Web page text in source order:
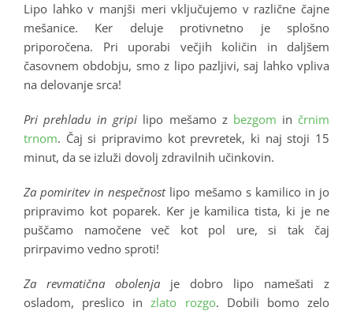
Lipo lahko v manjši meri vključujemo v različne čajne
mešanice. Ker deluje protivnetno je splošno
priporočena. Pri uporabi večjih količin in daljšem
časovnem obdobju, smo z lipo pazljivi, saj lahko vpliva
na delovanje srca!
Pri prehladu in gripi lipo mešamo z bezgom in črnim
trnom. Čaj si pripravimo kot prevretek, ki naj stoji 15
minut, da se izluži dovolj zdravilnih učinkovin.
Za pomiritev in nespečnostlipo mešamo s kamilico in jo
pripravimo kot poparek. Ker je kamilica tista, ki je ne
puščamo namočene več kot pol ure, si tak čaj
prirpavimo vedno sproti!
Za revmatična obolenja je dobro lipo namešati z
osladom, preslico in zlato rozgo. Dobili bomo zelo